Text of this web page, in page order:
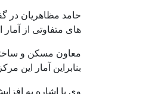
حامد مظاهریان در
های متفاوتی از
معاون مسکن و
بنابراین آمار این